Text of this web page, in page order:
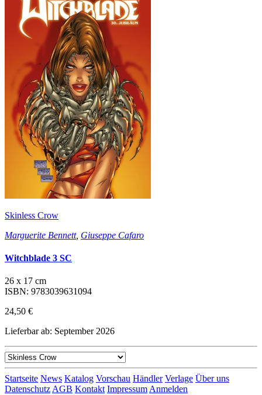
Skinless Crow
Marguerite Bennett, Giuseppe Cafaro
Witchblade 3 SC
26 x 17 cm
ISBN: 9783039631094
24,50 €
Lieferbar ab: September 2026
Startseite News Katalog Vorschau Händler Verlage Über uns
Datenschutz AGB Kontakt Impressum Anmelden